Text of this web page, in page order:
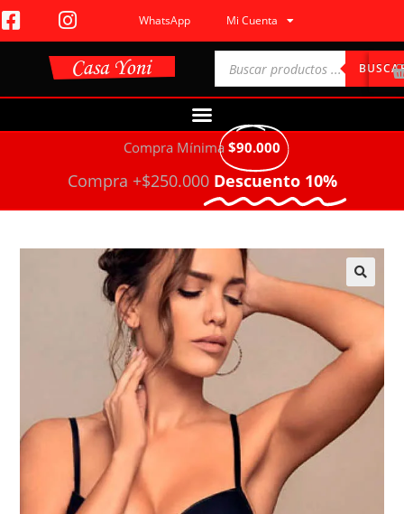
WhatsApp Mi Cuenta
Compra Mínima $90.000
Compra +$250.000 Descuento 10%
🔍